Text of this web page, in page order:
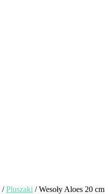
/Pluszaki /Wesoły Aloes 20 cm